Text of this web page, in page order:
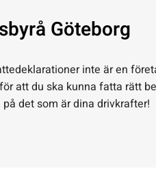
Göteborg
inte är en
att du ska kunna fatta rätt
det som är dina drivkrafter!